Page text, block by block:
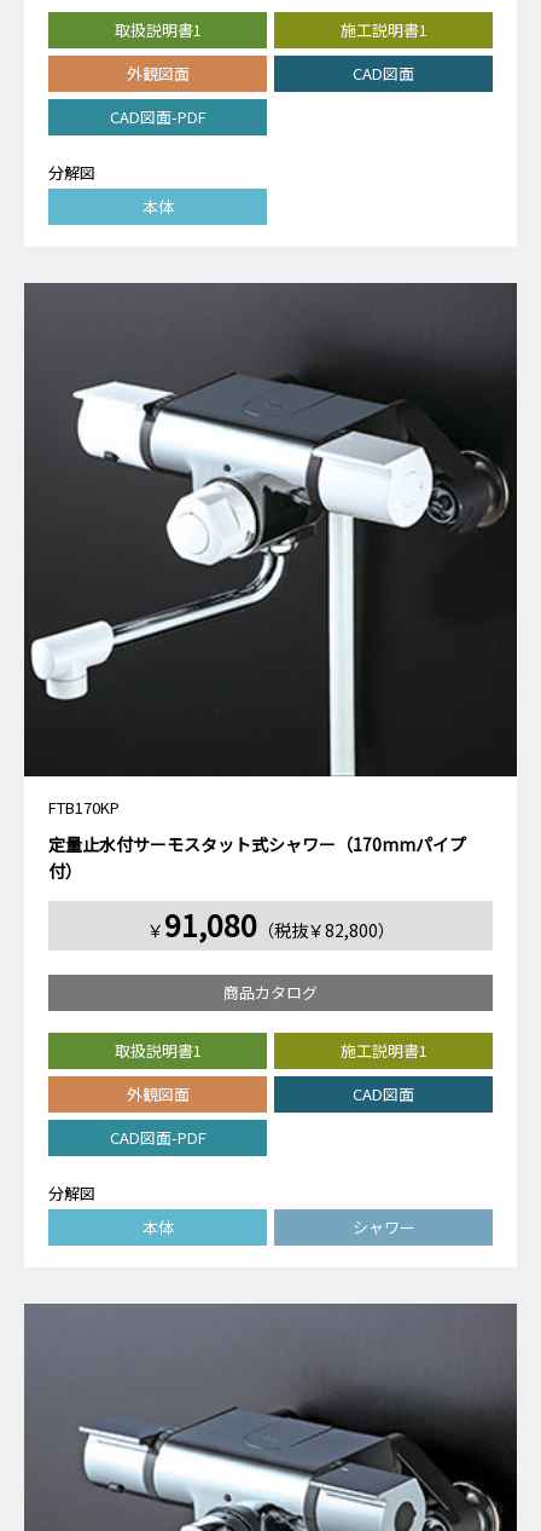
取扱説明書1
施工説明書1
外観図面
CAD図面
CAD図面-PDF
分解図
本体
FTB170KP
定量止水付サーモスタット式シャワー（170mmパイプ
付）
￥ 91,080（税抜￥82,800）
商品カタログ
取扱説明書1
施工説明書1
外観図面
CAD図面
CAD図面-PDF
分解図
本体
シャワー